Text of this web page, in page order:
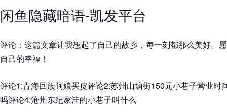
闲鱼隐藏暗语-凯发平台
评论：这篇文章让我想起了自己的故乡，每一刻都那么美好。
自己的幸福！
评论1:青海回族阿娘买皮评论2:苏州山塘街150元小巷子营业时
吗评论4:沧州东纪家洼的小巷子叫什么